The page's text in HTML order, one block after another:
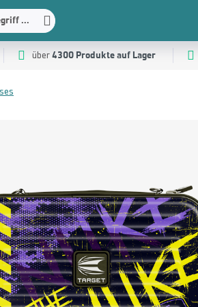
...
über 4300 Produkte auf Lager